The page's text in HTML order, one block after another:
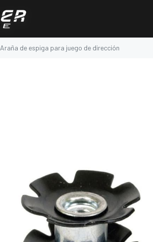
Araña de espiga para juego de dirección